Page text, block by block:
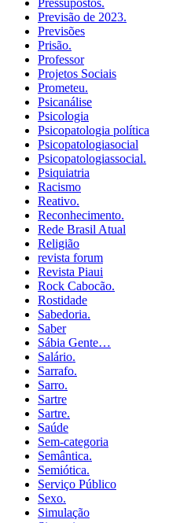
Pressupostos.
Previsão de 2023.
Previsões
Prisão.
Professor
Projetos Sociais
Prometeu.
Psicanálise
Psicologia
Psicopatologia política
Psicopatologiasocial
Psicopatologiassocial.
Psiquiatria
Racismo
Reativo.
Reconhecimento.
Rede Brasil Atual
Religião
revista forum
Revista Piaui
Rock Cabocão.
Rostidade
Sabedoria.
Saber
Sábia Gente…
Salário.
Sarrafo.
Sarro.
Sartre
Sartre.
Saúde
Sem-categoria
Semântica.
Semiótica.
Serviço Público
Sexo.
Simulação